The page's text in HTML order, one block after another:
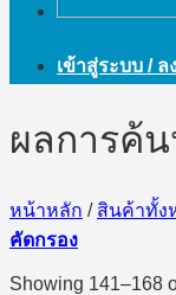
เข้าสู่ระบบ / ล
ผลการค้น
หน้าหลัก / สินค้าทั้ง
คัดกรอง
Showing 141–168